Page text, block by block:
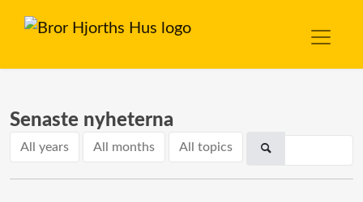
Senaste nyheterna
All years All months All topics